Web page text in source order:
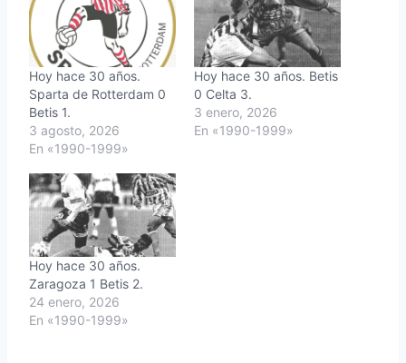
Hoy hace 30 años.
Sparta de Rotterdam 0
Betis 1.
3 agosto, 2026
En «1990-1999»
Hoy hace 30 años. Betis
0 Celta 3.
3 enero, 2026
En «1990-1999»
Hoy hace 30 años.
Zaragoza 1 Betis 2.
24 enero, 2026
En «1990-1999»